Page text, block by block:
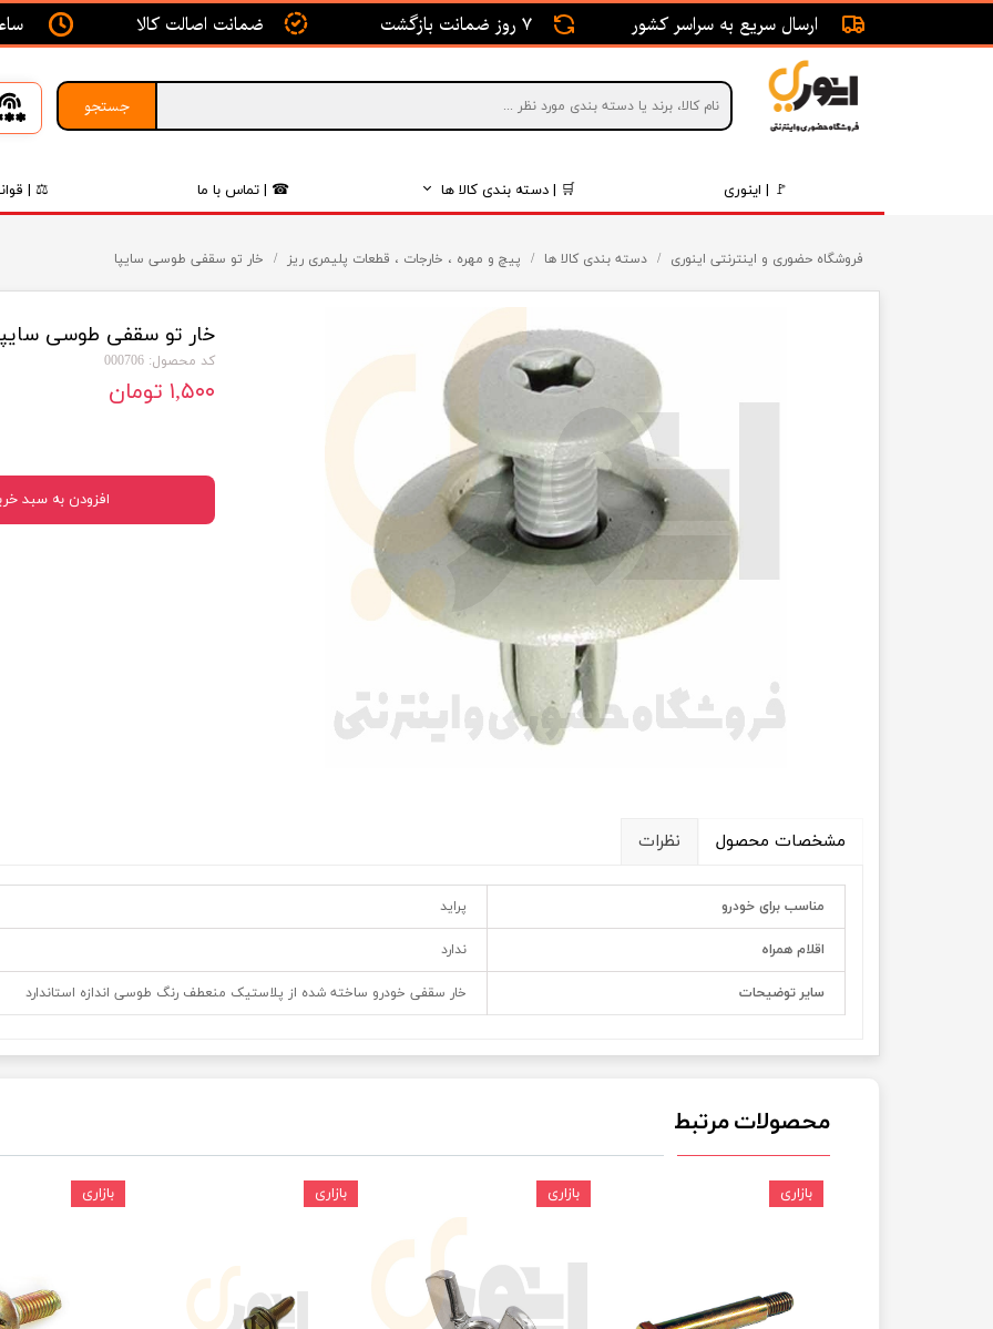
جستجو
🚩 | اینوری 🛒 | دسته بندی کالا ها
موتور و اگزوز
برقی و الکتریکی
رینگ و لاستیک
روغن و فیلتر
قطعات داخلی
انتقال قدرت
فرمان، جلوبندی و ترمز
لوازم جانبی و اسپرت
بلبرینگ ماشین
کاسه نمد ماشین
لوله ماشین
پیچ و مهره ، خارجات
☎ | تماس با ما ⚖ |
ارسال سریع به سراسر کشور 7 روز ضمانت بازگشت ضمانت اصالت کالا
فروشگاه حضوری و اینترنتی اینوری دسته بندی کالا ها پیچ و مهره ، خارجات ، قطعات پلیمری ریز خار تو سقفی طوسی سایپا
خار تو سقفی طوسی
کد محصول: 000706
۱,۵۰۰ تومان
افزودن به سبد
مشخصات محصول نظرات
مناسب برای خودرو پراید
اقلام همراه ندارد
سایر توضیحات خار سقفی خودرو ساخته شده از پلاستیک منعطف رنگ طوسی اندازه استاندارد
محصولات مرتبط
بازاری بازاری بازاری بازاری